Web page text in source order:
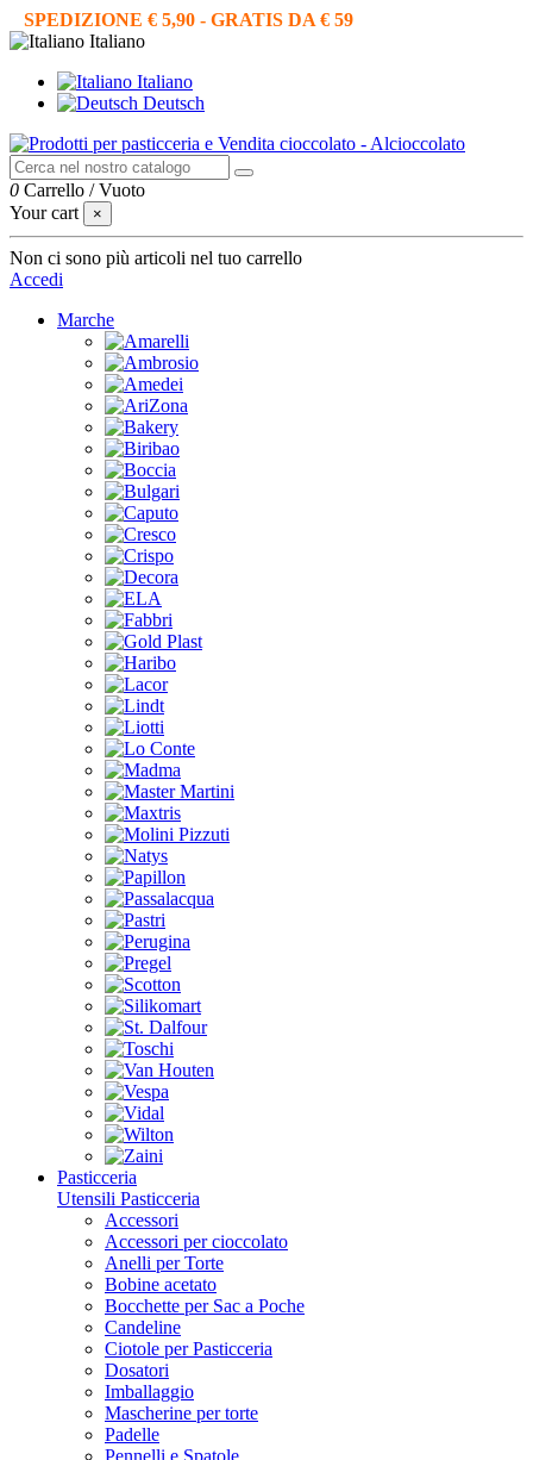
SPEDIZIONE € 5,90 - GRATIS DA € 59
Italiano
Italiano
Deutsch
0 Carrello /Vuoto
Your cart
×
Non ci sono più articoli nel tuo carrello
Accedi
Marche
Pasticceria
Utensili Pasticceria
Accessori
Accessori per cioccolato
Anelli per Torte
Bobine acetato
Bocchette per Sac a Poche
Candeline
Ciotole per Pasticceria
Dosatori
Imballaggio
Mascherine per torte
Padelle
Pennelli e Spatole